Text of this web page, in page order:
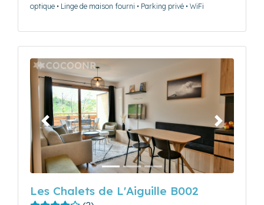
optique • Linge de maison fourni • Parking privé • WiFi
Précédent Suivant
Les Chalets de L'Aiguille B002